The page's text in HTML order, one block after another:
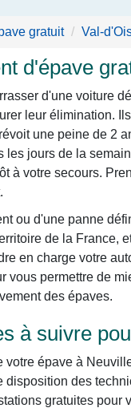
gratuit Val-
d'épave
d'une voiture
leur élimination.
une peine de 2
les jours de la
à votre secours.
ou d'une panne
de la France,
en charge votre
vous permettre de
des épaves.
à suivre
votre épave à
disposition des
gratuites